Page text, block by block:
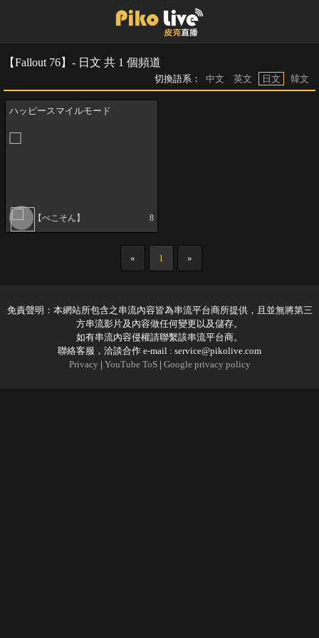
【Fallout 76】- 日文 共 1 個頻道
切換語系： 中文 英文 日文 韓文
ハッピースマイルモード
【ぺこそん】 8
« 1 »
免責聲明：本網站所包含之串流內容皆為串流平台商所提供，且並無將第三
方串流影片及內容做任何變更以及儲存。
如有串流內容侵權請聯繫該串流平台商。
聯絡客服，洽談合作 e-mail : service@pikolive.com
Privacy | YouTube ToS| Google privacy policy